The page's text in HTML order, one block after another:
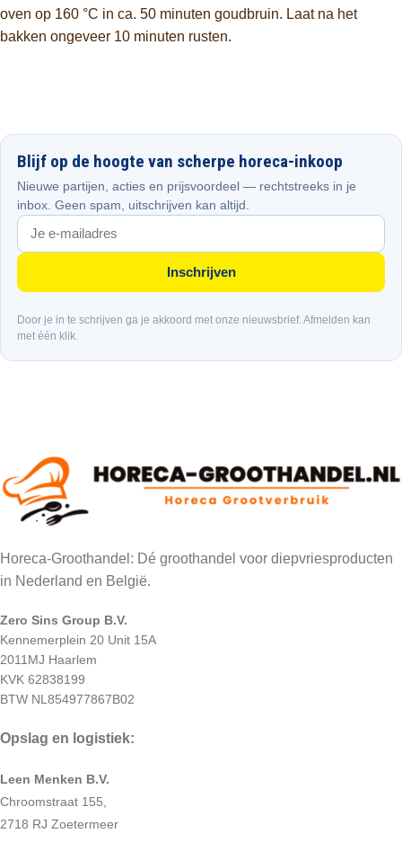
oven op 160 °C in ca. 50 minuten goudbruin. Laat na het
bakken ongeveer 10 minuten rusten.
Blijf op de hoogte van scherpe horeca-inkoop
Nieuwe partijen, acties en prijsvoordeel — rechtstreeks in je
inbox. Geen spam, uitschrijven kan altijd.
Inschrijven
Door je in te schrijven ga je akkoord met onze nieuwsbrief. Afmelden kan
met één klik.
Horeca-Groothandel: Dé groothandel voor diepvriesproducten
in Nederland en België.
Zero Sins Group B.V.
Kennemerplein 20 Unit 15A
2011MJ Haarlem
KVK 62838199
BTW NL854977867B02
Opslag en logistiek:
Leen Menken B.V.
Chroomstraat 155,
2718 RJ Zoetermeer